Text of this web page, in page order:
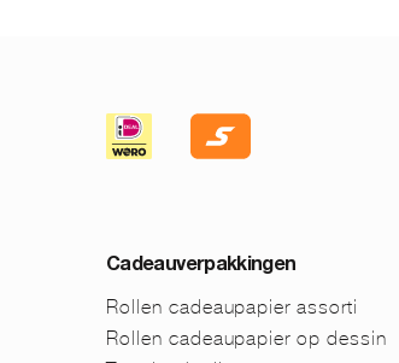
Cadeauverpakkingen
Rollen cadeaupapier assorti
Rollen cadeaupapier op dessin